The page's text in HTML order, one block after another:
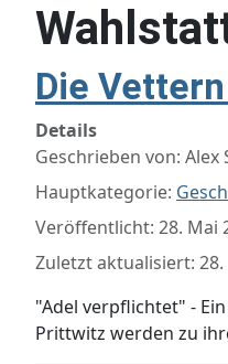
Die
Details
Geschrieben von: Alex
Hauptkategorie:
Veröffentlicht: 28. Mai
Zuletzt aktualisiert: 28.
"Adel verpflichtet" -
Prittwitz werden zu